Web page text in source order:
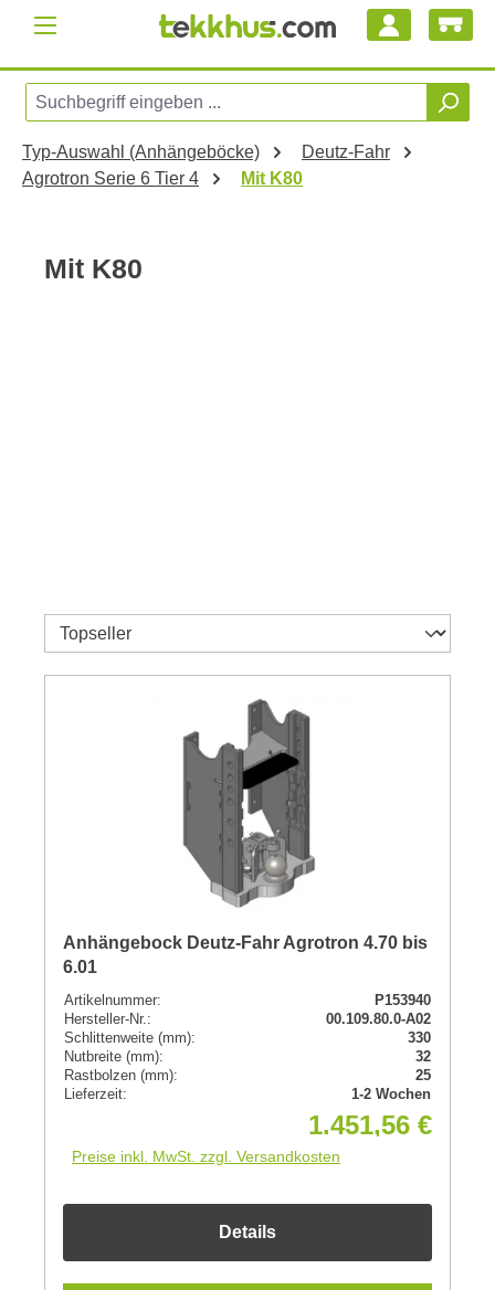
Zum Hauptinhalt springen
Typ-Auswahl (Anhängeböcke)
Deutz-Fahr
Agrotron Serie 6 Tier 4
Mit K80
Mit K80
Anhängebock Deutz-Fahr Agrotron 4.70 bis
6.01
Artikelnummer:
P153940
Hersteller-Nr.:
00.109.80.0-A02
Schlittenweite (mm):
330
Nutbreite (mm):
32
Rastbolzen (mm):
25
Lieferzeit:
1-2 Wochen
1.451,56 €
Preise inkl. MwSt. zzgl. Versandkosten
Details